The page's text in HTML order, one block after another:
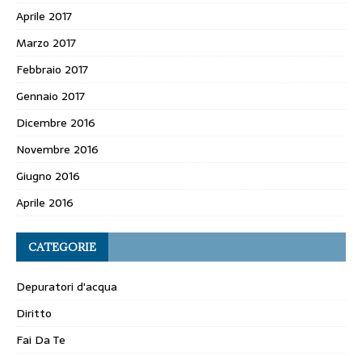
Aprile 2017
Marzo 2017
Febbraio 2017
Gennaio 2017
Dicembre 2016
Novembre 2016
Giugno 2016
Aprile 2016
CATEGORIE
Depuratori d'acqua
Diritto
Fai Da Te